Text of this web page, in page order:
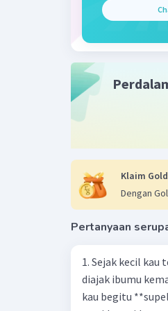
kedua
terjadi,
dan
dari
makanan
"Apa
1. Dua
Klaim
Dengan
Pertanyaan
1. Sejak kecil
diajak ibumu
kau begitu